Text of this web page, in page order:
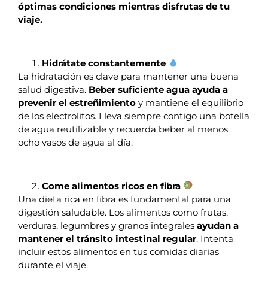
óptimas condiciones mientras disfrutas de tu
viaje.
Hidrátate constantemente
La hidratación es clave para mantener una buena
salud digestiva. Beber suficiente agua ayuda a
prevenir el estreñimiento y mantiene el equilibrio
de los electrolitos. Lleva siempre contigo una botella
de agua reutilizable y recuerda beber al menos
ocho vasos de agua al día.
Come alimentos ricos en fibra
Una dieta rica en fibra es fundamental para una
digestión saludable. Los alimentos como frutas,
verduras, legumbres y granos integrales ayudan a
mantener el tránsito intestinal regular. Intenta
incluir estos alimentos en tus comidas diarias
durante el viaje.